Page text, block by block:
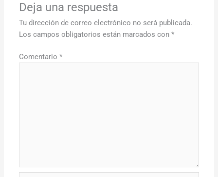
Deja una respuesta
Tu dirección de correo electrónico no será publicada.
Los campos obligatorios están marcados con*
Comentario*